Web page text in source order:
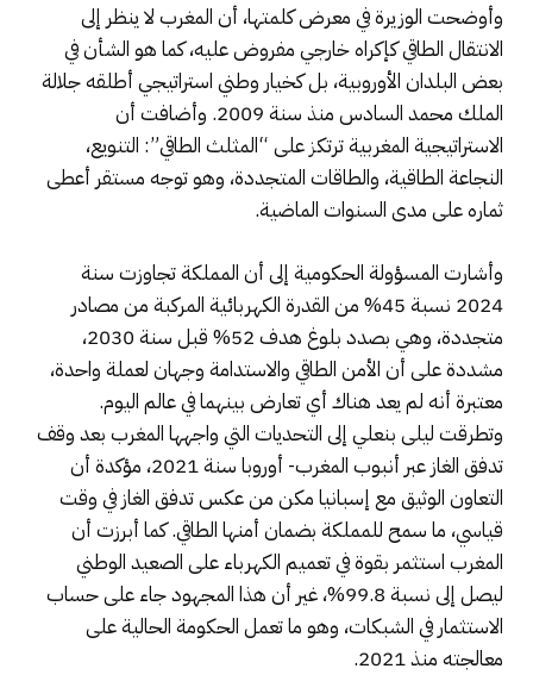
وأوضحت الوزيرة في معرض كلمتها، أن المغرب لا ينظر إلى
الانتقال الطاقي كإكراه خارجي مفروض عليه، كما هو الشأن في
بعض البلدان الأوروبية، بل كخيار وطني استراتيجي أطلقه جلالة
الملك محمد السادس منذ سنة 2009. وأضافت أن
الاستراتيجية المغربية ترتكز على “المثلث الطاقي”: التنويع،
النجاعة الطاقية، والطاقات المتجددة، وهو توجه مستقر أعطى
ثماره على مدى السنوات الماضية.
وأشارت المسؤولة الحكومية إلى أن المملكة تجاوزت سنة
2024 نسبة 45% من القدرة الكهربائية المركبة من مصادر
متجددة، وهي بصدد بلوغ هدف 52% قبل سنة 2030،
مشددة على أن الأمن الطاقي والاستدامة وجهان لعملة واحدة،
معتبرة أنه لم يعد هناك أي تعارض بينهما في عالم اليوم.
وتطرقت ليلى بنعلي إلى التحديات التي واجهها المغرب بعد وقف
تدفق الغاز عبر أنبوب المغرب- أوروبا سنة 2021، مؤكدة أن
التعاون الوثيق مع إسبانيا مكن من عكس تدفق الغاز في وقت
قياسي، ما سمح للمملكة بضمان أمنها الطاقي. كما أبرزت أن
المغرب استثمر بقوة في تعميم الكهرباء على الصعيد الوطني
ليصل إلى نسبة 99.8%، غير أن هذا المجهود جاء على حساب
الاستثمار في الشبكات، وهو ما تعمل الحكومة الحالية على
معالجته منذ 2021.